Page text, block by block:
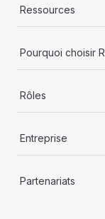
Ressources
Pourquoi choisir
Rôles
Entreprise
Partenariats